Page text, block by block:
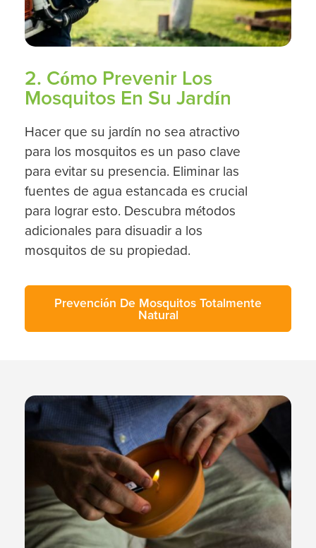
2. Cómo Prevenir Los
Mosquitos En Su Jardín
Hacer que su jardín no sea atractivo
para los mosquitos es un paso clave
para evitar su presencia. Eliminar las
fuentes de agua estancada es crucial
para lograr esto. Descubra métodos
adicionales para disuadir a los
mosquitos de su propiedad.
Prevención De Mosquitos Totalmente
Natural